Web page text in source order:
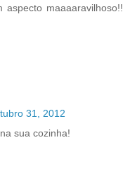
maaaaravilhoso!!
31, 2012
sua cozinha!